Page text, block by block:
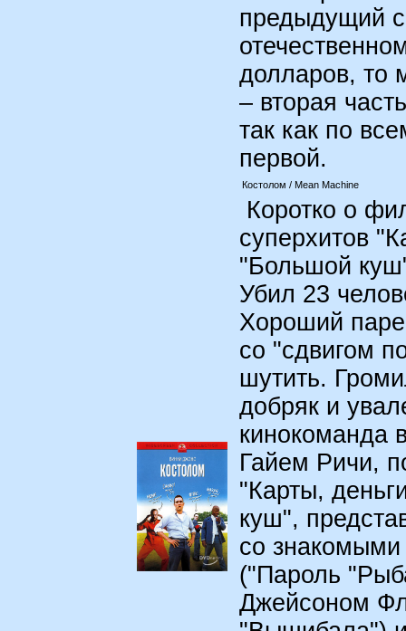
предыдущий
долларов, то
– вторая
так как по
первой.
Костолом / Mean Machine
Коротко о
суперхитов
"Большой
Убил 23
Хороший
со "сдвигом
шутить.
добряк и
кинокоманда
Гайем Ричи,
"Карты,
куш",
со
("Пароль
Джейсоном